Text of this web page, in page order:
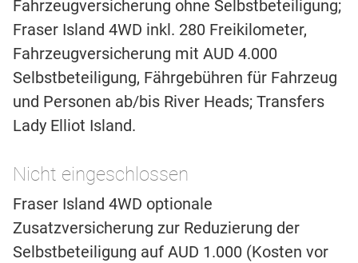
Fahrzeugversicherung ohne Selbstbeteiligung;
Fraser Island 4WD inkl. 280 Freikilometer,
Fahrzeugversicherung mit AUD 4.000
Selbstbeteiligung, Fährgebühren für Fahrzeug
und Personen ab/bis River Heads; Transfers
Lady Elliot Island.
Nicht eingeschlossen
Fraser Island 4WD optionale
Zusatzversicherung zur Reduzierung der
Selbstbeteiligung auf AUD 1.000 (Kosten vor